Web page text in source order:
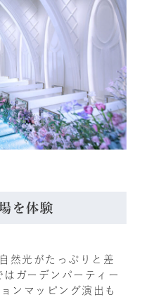
を体験
然光がたっぷりと差
ガーデンパーティー
ンマッピング演出も